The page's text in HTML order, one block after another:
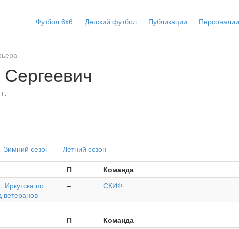
Футбол 6x6 Детский футбол Публикации Персоналии
Зимний сезон Летний сезон
П Команда
Иркутска по
ветеранов
– СКИФ
П Команда